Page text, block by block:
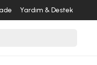
Yardım & Destek